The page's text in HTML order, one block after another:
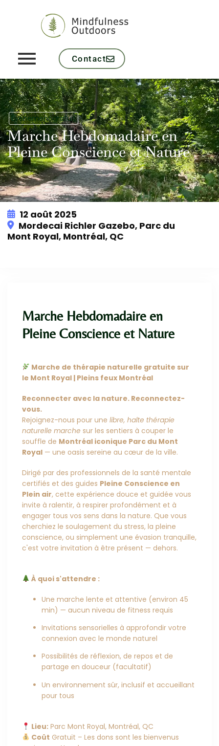
Contact
Événement gratuit
Marche Hebdomadaire en
Pleine Conscience et Nature
12 août 2025
Mordecai Richler Gazebo, Parc du
Mont Royal, Montréal, QC
Marche Hebdomadaire en
Pleine Conscience et Nature
Marche de thérapie naturelle gratuite sur
le Mont Royal | Pleins feux Montréal
Reconnecter avec la nature. Reconnectez-
vous.
Rejoignez-nous pour une libre, halte thérapie
naturelle marche sur les sentiers à couper le
souffle de Montréal iconique Parc du Mont
Royal — une oasis sereine au cœur de la ville.
Dirigé par des professionnels de la santé mentale
certifiés et des guides Pleine Conscience en
Plein air, cette expérience douce et guidée vous
invite à ralentir, à respirer profondément et à
engager tous vos sens dans la nature. Que vous
cherchiez le soulagement du stress, la pleine
conscience, ou simplement une évasion tranquille,
c'est votre invitation à être présent — dehors.
À quoi s'attendre :
Une marche lente et attentive (environ 45
min) — aucun niveau de fitness requis
Invitations sensorielles à approfondir votre
connexion avec le monde naturel
Possibilités de réflexion, de repos et de
partage en douceur (facultatif)
Un environnement sûr, inclusif et accueillant
pour tous
Lieu:Parc Mont Royal, Montréal, QC
Coût Gratuit – Les dons sont les bienvenus